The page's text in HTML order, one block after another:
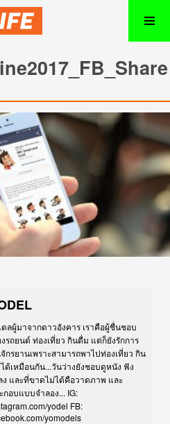
ดลผู้มาจากดาวอังคาร เราคือผู้ชื่นชอบ
งรถยนต์ ท่องเที่ยว กินดื่ม แต่ก็ยังรักการ
กรยานเพราะสามารถพาไปท่องเที่ยว กิน
ด้เหมือนกัน...วันว่างยังชอบดูหนัง ฟัง
ง และที่ขาดไม่ได้คือวาดภาพ และ
กอบแบบจำลอง... IG:
yodel FB:
yomodels